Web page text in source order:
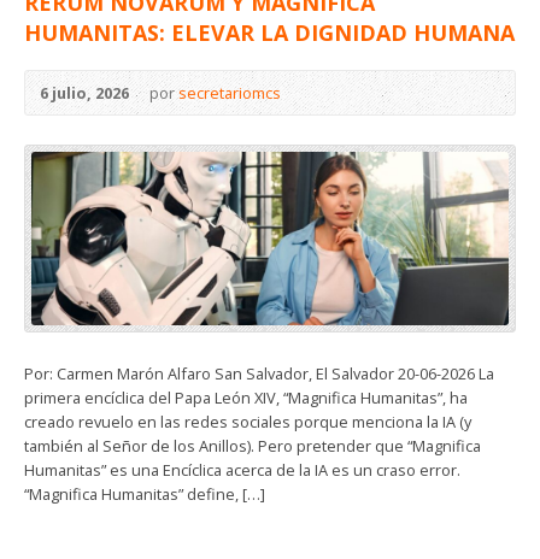
HUMANITAS: ELEVAR LA DIGNIDAD HUMANA
6 julio, 2026 porsecretariomcs
Por: Carmen Marón Alfaro San Salvador, El Salvador 20-06-2026 La
primera encíclica del Papa León XIV, “Magnifica Humanitas”, ha
creado revuelo en las redes sociales porque menciona la IA (y
también al Señor de los Anillos). Pero pretender que “Magnifica
Humanitas” es una Encíclica acerca de la IA es un craso error.
“Magnifica Humanitas” define, […]